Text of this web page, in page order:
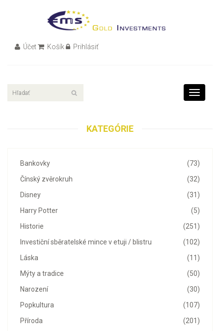
Účet Košík Prihlásiť
Toggle
KATEGÓRIE
(73)
Bankovky
(32)
Čínský zvěrokruh
(31)
Disney
(5)
Harry Potter
(251)
Historie
(102)
Investiční sběratelské mince v etuji / blistru
(11)
Láska
(50)
Mýty a tradice
(30)
Narození
(107)
Popkultura
(201)
Příroda